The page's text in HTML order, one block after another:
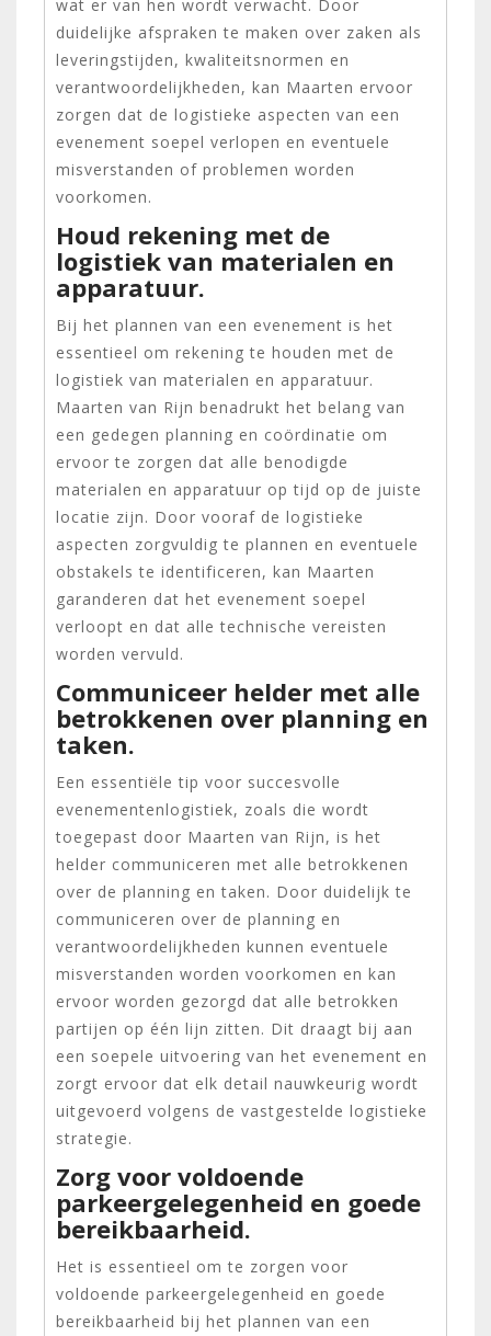
wat er van hen wordt verwacht. Door
duidelijke afspraken te maken over zaken als
leveringstijden, kwaliteitsnormen en
verantwoordelijkheden, kan Maarten ervoor
zorgen dat de logistieke aspecten van een
evenement soepel verlopen en eventuele
misverstanden of problemen worden
voorkomen.
Houd rekening met de
logistiek van materialen en
apparatuur.
Bij het plannen van een evenement is het
essentieel om rekening te houden met de
logistiek van materialen en apparatuur.
Maarten van Rijn benadrukt het belang van
een gedegen planning en coördinatie om
ervoor te zorgen dat alle benodigde
materialen en apparatuur op tijd op de juiste
locatie zijn. Door vooraf de logistieke
aspecten zorgvuldig te plannen en eventuele
obstakels te identificeren, kan Maarten
garanderen dat het evenement soepel
verloopt en dat alle technische vereisten
worden vervuld.
Communiceer helder met alle
betrokkenen over planning en
taken.
Een essentiële tip voor succesvolle
evenementenlogistiek, zoals die wordt
toegepast door Maarten van Rijn, is het
helder communiceren met alle betrokkenen
over de planning en taken. Door duidelijk te
communiceren over de planning en
verantwoordelijkheden kunnen eventuele
misverstanden worden voorkomen en kan
ervoor worden gezorgd dat alle betrokken
partijen op één lijn zitten. Dit draagt bij aan
een soepele uitvoering van het evenement en
zorgt ervoor dat elk detail nauwkeurig wordt
uitgevoerd volgens de vastgestelde logistieke
strategie.
Zorg voor voldoende
parkeergelegenheid en goede
bereikbaarheid.
Het is essentieel om te zorgen voor
voldoende parkeergelegenheid en goede
bereikbaarheid bij het plannen van een